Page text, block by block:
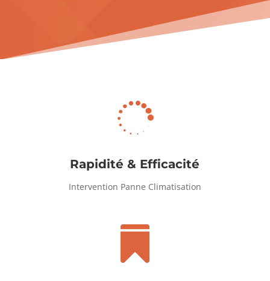

Rapidité & Efficacité
Intervention Panne Climatisation
